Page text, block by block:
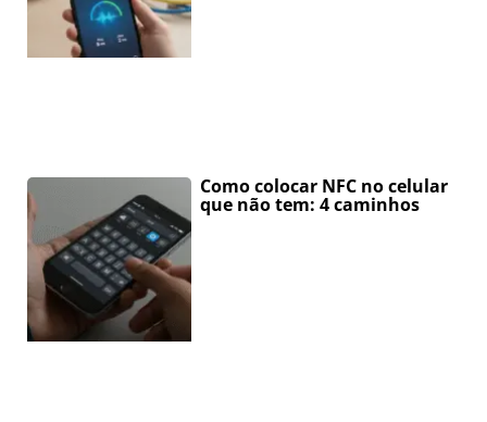
Como colocar NFC no celular
que não tem: 4 caminhos